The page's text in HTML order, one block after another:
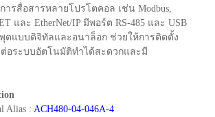
ารสื่อสารหลายโปรโตคอล เช่น Modbus,
และ EtherNet/IP มีพอร์ต RS-485 และ USB
ตแบบดิจิทัลและอนาล็อก ช่วยให้การติดตั้ง
อระบบอัตโนมัติทำได้สะดวกและมี
Alias : ACH480-04-046A-4